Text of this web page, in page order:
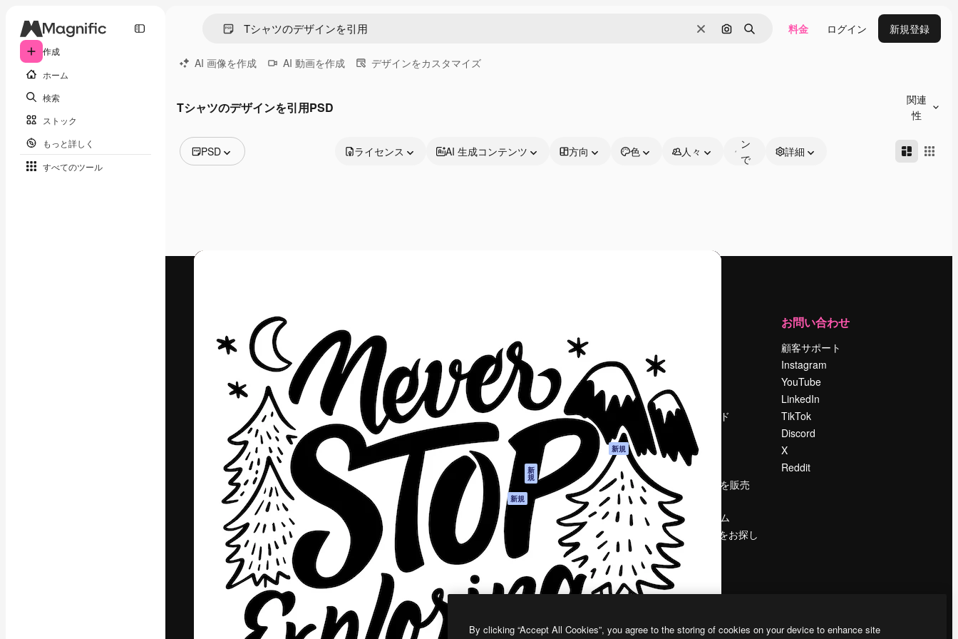
作成
ホーム
検索
ストック
もっと詳しく
すべてのツール
消去 画像で検索
検索 料金 ログイン 新規登録
AI 画像を作成 AI 動画を作成 デザインをカスタマイズ
Tシャツのデザインを引用PSD
関連
性
PSD
動画
ライセンス AI 生成コンテンツ 方向 色 人々
ン
で
詳細
最高のクリエイティブ制作を導くためのプラ
ットフォーム。クリエイター、企業、代理
店、スタジオを含む100万人以上が利用して
います。
日本語
AI アシスタント
AI 画像生成ツール
AI 動画生成ツール
AI 音声合成ツール
ストックコンテン
ツ
Claude/ChatGPT
向けMCP
新
規
エージェント 新規
API
モバイルアプリ
すべてのMagnificツ
ール
Academy
ドキュメント
サポート
利用規約
プライバシーポリ
シー
オリジナル 新規
クッキーポリシー
トラストセンター
アフィリエイト
法人向け
採用情報
検索トレンド
ブログ
イベント
Slidesgo
コンテンツを販売
する
プレスルーム
magnific.aiをお探し
ですか？
お問い合わせ
顧客サポート
Instagram
YouTube
LinkedIn
TikTok
Discord
X
Reddit
Copyright © 2010- 2026 Freepik Company S.L.U.無断複写・転載を禁じます
By clicking “Accept All Cookies”, you agree to the storing of cookies on your device to enhance site